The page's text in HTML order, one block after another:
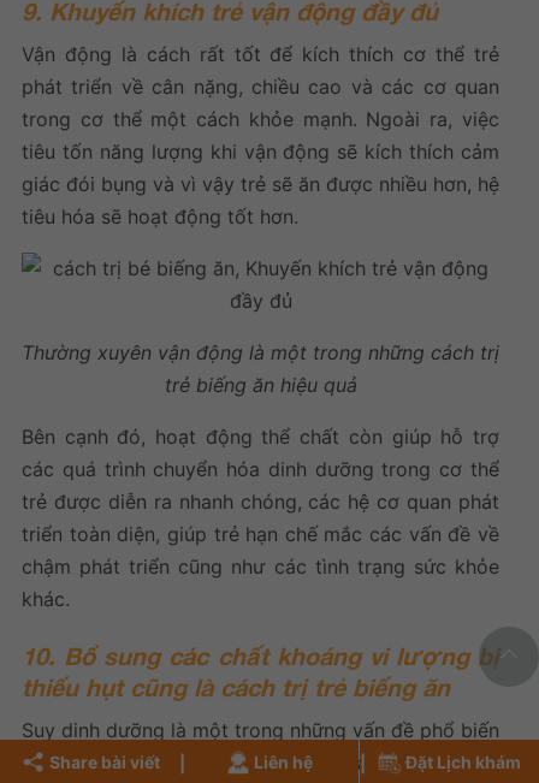
9. Khuyến khích trẻ vận động đầy đủ
Vận động là cách rất tốt để kích thích cơ thể trẻ
phát triển về cân nặng, chiều cao và các cơ quan
trong cơ thể một cách khỏe mạnh. Ngoài ra, việc
tiêu tốn năng lượng khi vận động sẽ kích thích cảm
giác đói bụng và vì vậy trẻ sẽ ăn được nhiều hơn, hệ
tiêu hóa sẽ hoạt động tốt hơn.
Thường xuyên vận động là một trong những cách trị
trẻ biếng ăn hiệu quả
Bên cạnh đó, hoạt động thể chất còn giúp hỗ trợ
các quá trình chuyển hóa dinh dưỡng trong cơ thể
trẻ được diễn ra nhanh chóng, các hệ cơ quan phát
triển toàn diện, giúp trẻ hạn chế mắc các vấn đề về
chậm phát triển cũng như các tình trạng sức khỏe
khác.
10. Bổ sung các chất khoáng vi lượng bị
thiếu hụt cũng là cách trị trẻ biếng ăn
Suy dinh dưỡng là một trong những vấn đề phổ biến
nhất ở trẻ em dưới 6 tuổi. Trẻ bị suy dinh dưỡng
Share bài viết Liên hệ Đặt Lịch khám